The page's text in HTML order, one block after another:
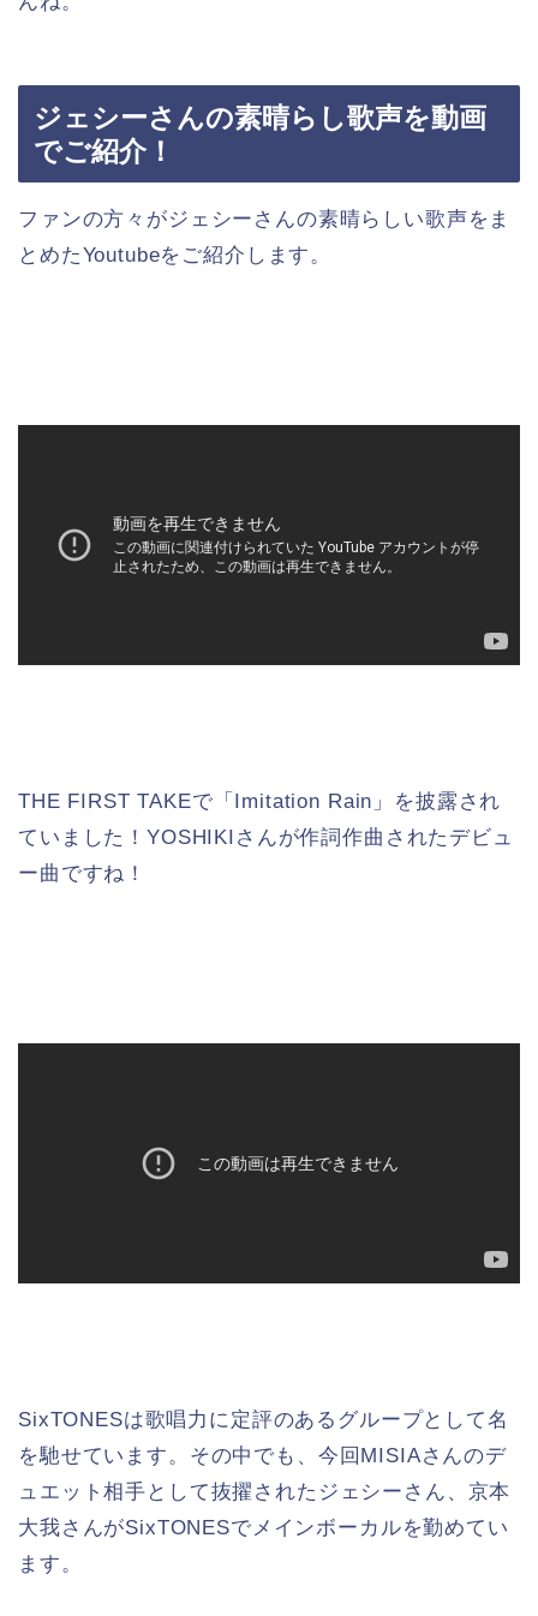
ジェシーさんの素晴らし歌声を動画
でご紹介！
ファンの方々がジェシーさんの素晴らしい歌声をま
とめたYoutubeをご紹介します。
THE FIRST TAKEで「Imitation Rain」を披露され
ていました！YOSHIKIさんが作詞作曲されたデビュ
ー曲ですね！
SixTONESは歌唱力に定評のあるグループとして名
を馳せています。その中でも、今回MISIAさんのデ
ュエット相手として抜擢されたジェシーさん、京本
大我さんがSixTONESでメインボーカルを勤めてい
ます。